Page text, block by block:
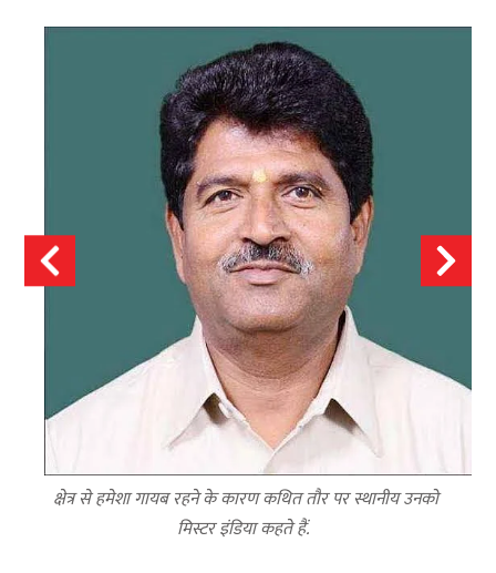
क्षेत्र से हमेशा गायब रहने के कारण कथित तौर पर स्थानीय उनको
मिस्टर इंडिया कहते हैं.